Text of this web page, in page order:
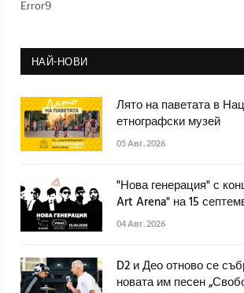
Error9
НАЙ-НОВИ
Лято на паветата в
етнографски музей
05 Авг. 2026
"Нова генерация" с
Art Arena" на 15
04 Авг. 2026
D2 и Део отново се
новата им песен